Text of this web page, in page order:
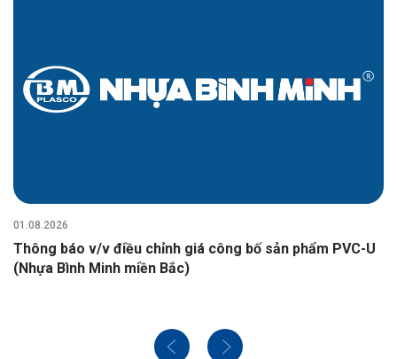
01.08.2026
Thông báo v/v điều chỉnh giá công bố sản phẩm PVC-U
(Nhựa Bình Minh miền Bắc)